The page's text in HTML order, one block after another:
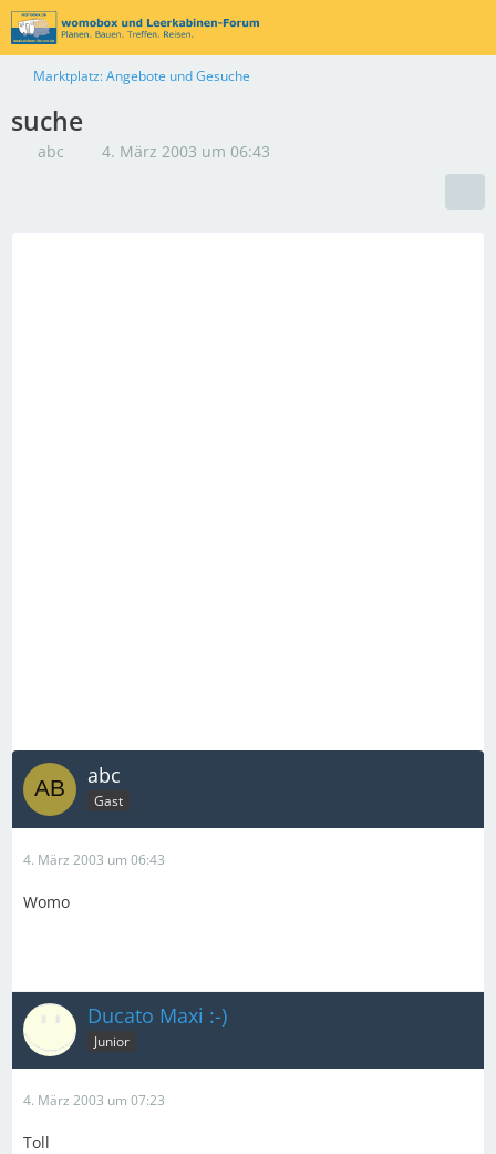
Marktplatz: Angebote und Gesuche
suche
abc 4. März 2003 um 06:43
abc
Gast
4. März 2003 um 06:43
Womo
Ducato Maxi :-)
Junior
4. März 2003 um 07:23
Toll